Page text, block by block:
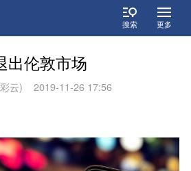
搜索 更多
出伦敦市场
云) 2019-11-26 17:56